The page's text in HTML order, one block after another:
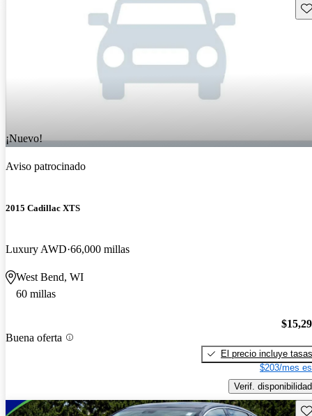
¡Nuevo!
Aviso patrocinado
2015 Cadillac XTS
Luxury AWD 66,000 millas
West Bend, WI
60 millas
Buena oferta
El precio incluye tasas
$203/mes
Verif. disponibilidad